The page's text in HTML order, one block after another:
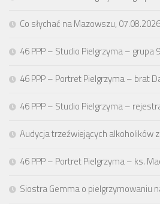
Co słychać na Mazowszu,
46 PPP – Studio Pielgrzyma – grupa
46 PPP – Portret Pielgrzyma – brat
46 PPP – Studio Pielgrzyma –
Audycja trzeźwiejących alkoholików
46 PPP – Portret Pielgrzyma – ks.
Siostra Gemma o pielgrzymowaniu